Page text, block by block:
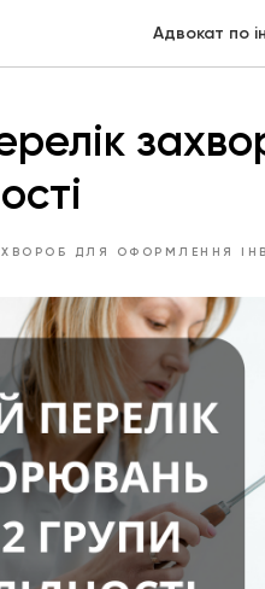
Адвокат по
ХВОРОБ ДЛЯ ОФОРМЛЕННЯ